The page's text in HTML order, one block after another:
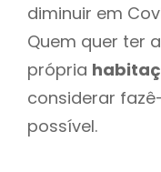
diminuir em
Quem quer ter
própria
considerar
possível.